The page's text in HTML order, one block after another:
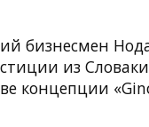
бизнесмен
из
концепции